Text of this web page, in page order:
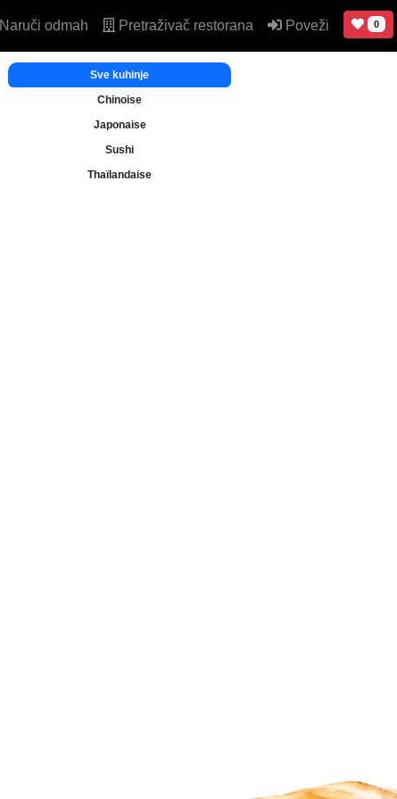
Naruči odmah Pretraživač restorana Poveži 0
Sve kuhinje
Chinoise
Japonaise
Sushi
Thaïlandaise